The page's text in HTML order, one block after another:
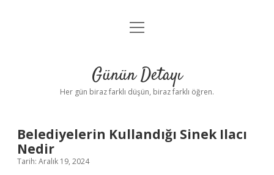
Anasayfa
Yasal Uyarı
menüyü
Günün Detayı
Her gün biraz farklı düşün, biraz farklı öğren.
Belediyelerin Kullandığı Sinek Ilacı
Nedir
Tarih: Aralık 19, 2024